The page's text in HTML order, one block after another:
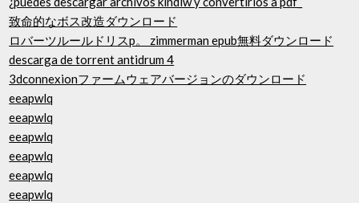
致命的なボス改造ダウンロード
ロバーツルールドリスp。 zimmerman epub無料ダウンロード
descarga de torrent antidrum 4
3dconnexionファームウェアバージョンのダウンロード
eeapwlq
eeapwlq
eeapwlq
eeapwlq
eeapwlq
eeapwlq